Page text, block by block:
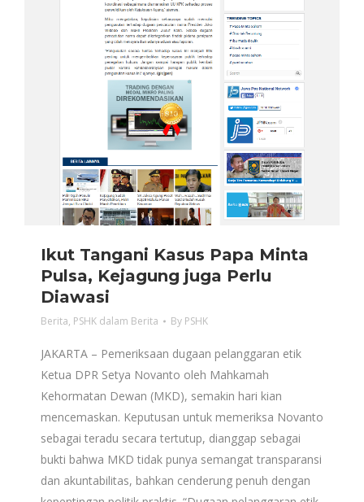
Ikut Tangani Kasus Papa Minta
Pulsa, Kejagung juga Perlu
Diawasi
Berita, PSHK dalam Berita By PSHK
JAKARTA – Pemeriksaan dugaan pelanggaran etik
Ketua DPR Setya Novanto oleh Mahkamah
Kehormatan Dewan (MKD), semakin hari kian
mencemaskan. Keputusan untuk memeriksa Novanto
sebagai teradu secara tertutup, dianggap sebagai
bukti bahwa MKD tidak punya semangat transparansi
dan akuntabilitas, bahkan cenderung penuh dengan